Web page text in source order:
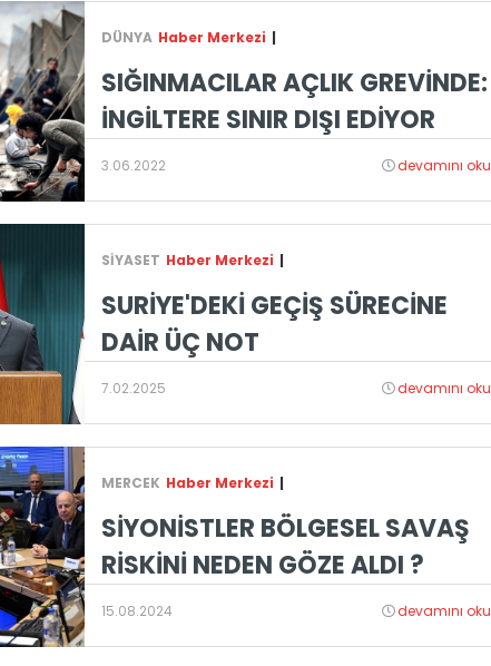
DÜNYA Haber Merkezi |
SIĞINMACILAR AÇLIK GREVİNDE:
İNGİLTERE SINIR DIŞI EDİYOR
3.06.2022 devamını oku
SİYASET Haber Merkezi |
SURİYE'DEKİ GEÇİŞ SÜRECİNE
DAİR ÜÇ NOT
7.02.2025 devamını oku
MERCEK Haber Merkezi |
SİYONİSTLER BÖLGESEL SAVAŞ
RİSKİNİ NEDEN GÖZE ALDI ?
15.08.2024 devamını oku